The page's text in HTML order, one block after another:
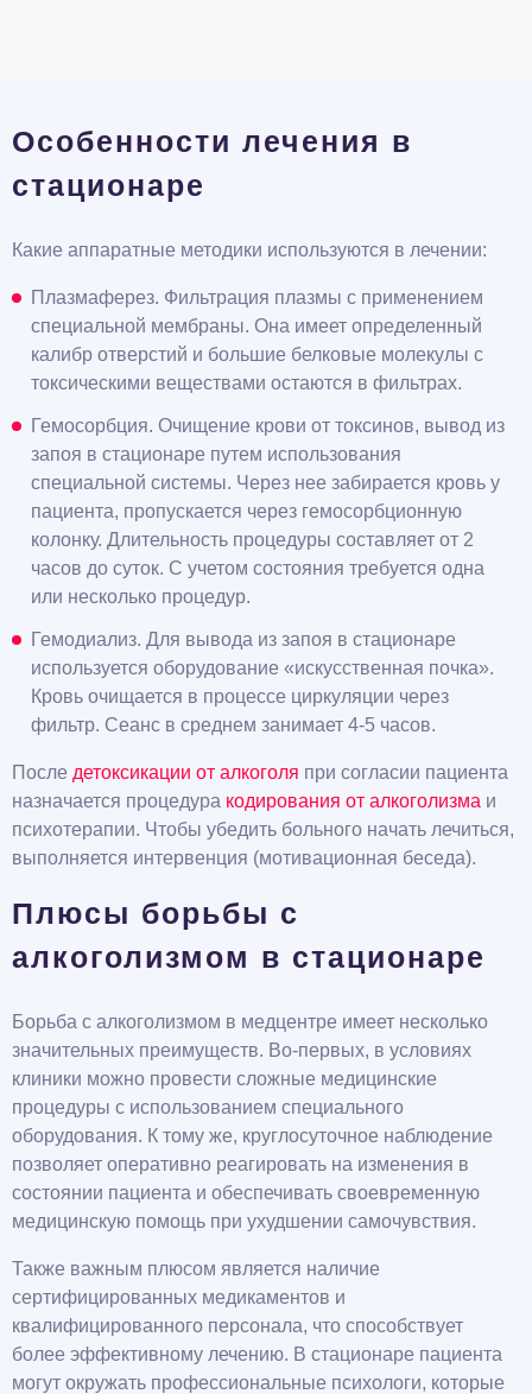
Особенности лечения в
стационаре
Какие аппаратные методики используются в лечении:
Плазмаферез. Фильтрация плазмы с применением
специальной мембраны. Она имеет определенный
калибр отверстий и большие белковые молекулы с
токсическими веществами остаются в фильтрах.
Гемосорбция. Очищение крови от токсинов, вывод из
запоя в стационаре путем использования
специальной системы. Через нее забирается кровь у
пациента, пропускается через гемосорбционную
колонку. Длительность процедуры составляет от 2
часов до суток. С учетом состояния требуется одна
или несколько процедур.
Гемодиализ. Для вывода из запоя в стационаре
используется оборудование «искусственная почка».
Кровь очищается в процессе циркуляции через
фильтр. Сеанс в среднем занимает 4-5 часов.
После детоксикации от алкоголя при согласии пациента
назначается процедура кодирования от алкоголизма и
психотерапии. Чтобы убедить больного начать лечиться,
выполняется интервенция (мотивационная беседа).
Плюсы борьбы с
алкоголизмом в стационаре
Борьба с алкоголизмом в медцентре имеет несколько
значительных преимуществ. Во-первых, в условиях
клиники можно провести сложные медицинские
процедуры с использованием специального
оборудования. К тому же, круглосуточное наблюдение
позволяет оперативно реагировать на изменения в
состоянии пациента и обеспечивать своевременную
медицинскую помощь при ухудшении самочувствия.
Также важным плюсом является наличие
сертифицированных медикаментов и
квалифицированного персонала, что способствует
более эффективному лечению. В стационаре пациента
могут окружать профессиональные психологи, которые